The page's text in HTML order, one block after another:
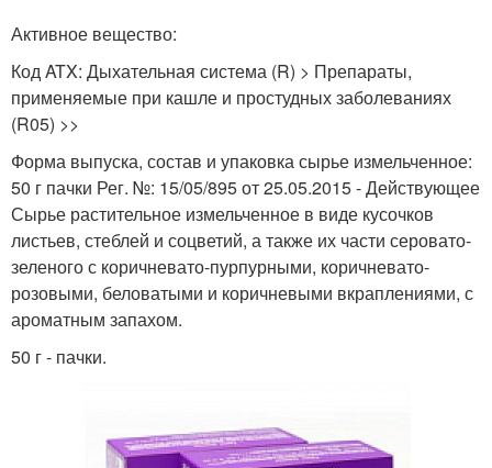
Активное вещество:
Код ATX: Дыхательная система (R) > Препараты,
применяемые при кашле и простудных заболеваниях
(R05) >>
Форма выпуска, состав и упаковка сырье измельченное:
50 г пачки Рег. №: 15/05/895 от 25.05.2015 - Действующее
Сырье растительное измельченное в виде кусочков
листьев, стеблей и соцветий, а также их части серовато-
зеленого с коричневато-пурпурными, коричневато-
розовыми, беловатыми и коричневыми вкраплениями, с
ароматным запахом.
50 г - пачки.